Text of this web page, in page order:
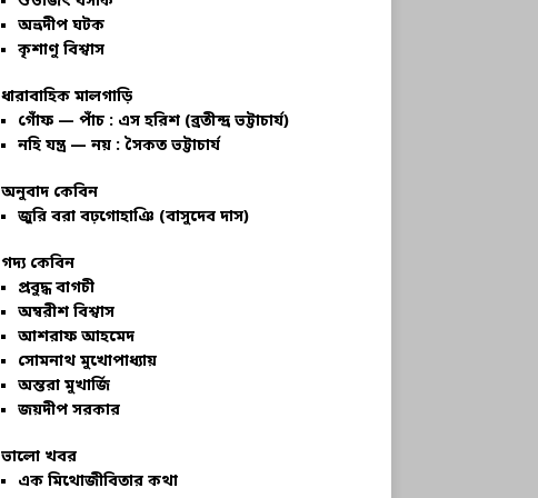
অভ্রদীপ ঘটক
কৃশাণু বিশ্বাস
ধারাবাহিক মালগাড়ি
গোঁফ — পাঁচ : এস হরিশ (ব্রতীন্দ্র ভট্টাচার্য)
নহি যন্ত্র — নয় : সৈকত ভট্টাচার্য
অনুবাদ কেবিন
জুরি বরা বঢ়গোহাঞি (বাসুদেব দাস)
গদ্য কেবিন
প্রবুদ্ধ বাগচী
অম্বরীশ বিশ্বাস
আশরাফ আহমেদ
সোমনাথ মুখোপাধ্যায়
অন্তরা মুখার্জি
জয়দীপ সরকার
ভালো খবর
এক মিথোজীবিতার কথা